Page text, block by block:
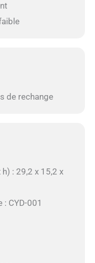
de rechange
: 29,2 x 15,2 x
CYD-001